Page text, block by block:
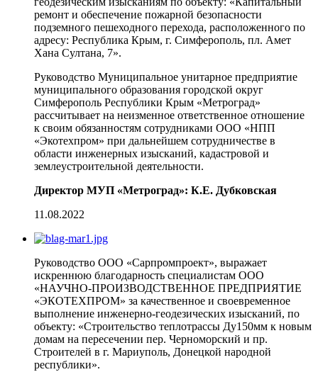
ремонт и обеспечение пожарной безопасности
подземного пешеходного перехода, расположенного по
адресу: Республика Крым, г. Симферополь, пл. Амет
Хана Султана, 7».
Руководство Муниципальное унитарное предприятие
муниципального образования городской округ
Симферополь Республики Крым «Метроград»
рассчитывает на неизменное ответственное отношение
к своим обязанностям сотрудниками ООО «НПП
«Экотехпром» при дальнейшем сотрудничестве в
области инженерных изысканий, кадастровой и
землеустроительной деятельности.
Директор МУП «Метроград»: К.Е. Дубковская
11.08.2022
Руководство ООО «Сарпромпроект», выражает
искреннюю благодарность специалистам ООО
«НАУЧНО-ПРОИЗВОДСТВЕННОЕ ПРЕДПРИЯТИЕ
«ЭКОТЕХПРОМ» за качественное и своевременное
выполнение инженерно-геодезических изысканий, по
объекту: «Строительство теплотрассы Ду150мм к новым
домам на пересечении пер. Черноморский и пр.
Строителей в г. Мариуполь, Донецкой народной
республики».